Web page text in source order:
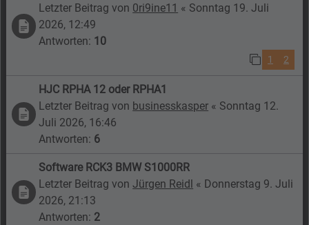
Letzter Beitrag von 0ri9ine11 « Sonntag 19. Juli
2026, 12:49
Antworten: 10
1 2
HJC RPHA 12 oder RPHA1
Letzter Beitrag von businesskasper « Sonntag 12.
Juli 2026, 16:46
Antworten: 6
Software RCK3 BMW S1000RR
Letzter Beitrag vonJürgen Reidl « Donnerstag 9. Juli
2026, 21:13
Antworten: 2